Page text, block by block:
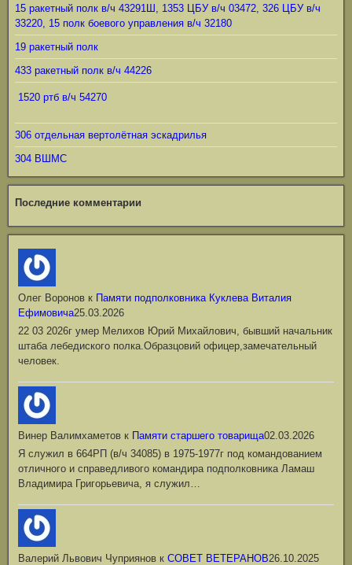
15 ракетный полк в/ч 43291Ш, 1353 ЦБУ в/ч 03472, 326 ЦБУ в/ч
33220, 15 полк боевого управления в/ч 32180
19 ракетный полк
433 ракетный полк в/ч 44226
1520 ртб в/ч 54270
306 отдельная вертолётная эскадрилья
304 ВШМС
Последние комментарии
Олег Воронов к Памяти подполковника Куклева Виталия
Ефимовича25.03.2026
22 03 2026г умер Мелихов Юрий Михайлович, бывший начальник
штаба лебедиского полка.Образцовий офицер,замечательный
человек.
Винер Валимхаметов к Памяти старшего товарища02.03.2026
Я служил в 664РП (в/ч 34085) в 1975-1977г под командованием
отличного и справедливого командира подполковника Ламаш
Владимира Григорьевича, я служил…
Валерий Львович Чуприянов к СОВЕТ ВЕТЕРАНОВ26.10.2025